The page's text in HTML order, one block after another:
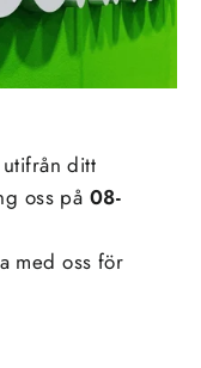
ditt
oss på 08-
med oss för